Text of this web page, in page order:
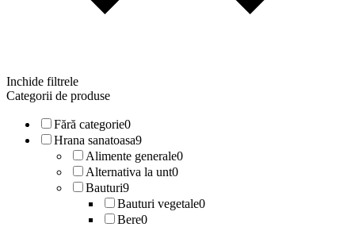
Inchide filtrele
Categorii de produse
Fără categorie0
Hrana sanatoasa9
Alimente generale0
Alternativa la unt0
Bauturi9
Bauturi vegetale0
Bere0